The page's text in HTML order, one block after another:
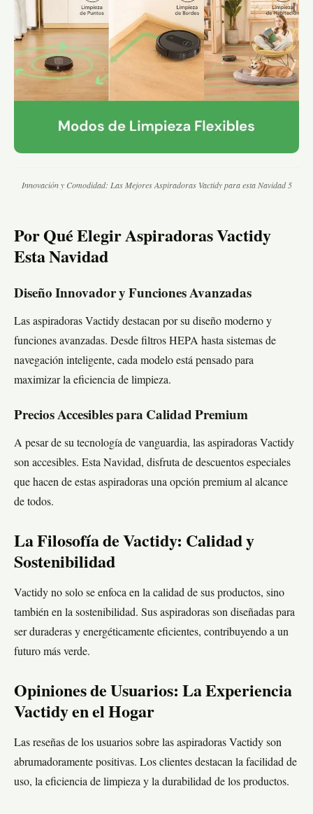
Innovación y Comodidad: Las Mejores Aspiradoras Vactidy para esta Navidad 5
Por Qué Elegir Aspiradoras Vactidy
Esta Navidad
Diseño Innovador y Funciones Avanzadas
Las aspiradoras Vactidy destacan por su diseño moderno y
funciones avanzadas. Desde filtros HEPA hasta sistemas de
navegación inteligente, cada modelo está pensado para
maximizar la eficiencia de limpieza.
Precios Accesibles para Calidad Premium
A pesar de su tecnología de vanguardia, las aspiradoras Vactidy
son accesibles. Esta Navidad, disfruta de descuentos especiales
que hacen de estas aspiradoras una opción premium al alcance
de todos.
La Filosofía de Vactidy: Calidad y
Sostenibilidad
Vactidy no solo se enfoca en la calidad de sus productos, sino
también en la sostenibilidad. Sus aspiradoras son diseñadas para
ser duraderas y energéticamente eficientes, contribuyendo a un
futuro más verde.
Opiniones de Usuarios: La Experiencia
Vactidy en el Hogar
Las reseñas de los usuarios sobre las aspiradoras Vactidy son
abrumadoramente positivas. Los clientes destacan la facilidad de
uso, la eficiencia de limpieza y la durabilidad de los productos.